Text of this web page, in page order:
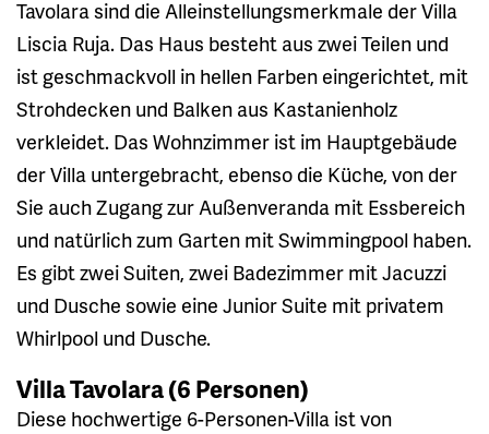
Tavolara sind die Alleinstellungsmerkmale der Villa
Liscia Ruja. Das Haus besteht aus zwei Teilen und
ist geschmackvoll in hellen Farben eingerichtet, mit
Strohdecken und Balken aus Kastanienholz
verkleidet. Das Wohnzimmer ist im Hauptgebäude
der Villa untergebracht, ebenso die Küche, von der
Sie auch Zugang zur Außenveranda mit Essbereich
und natürlich zum Garten mit Swimmingpool haben.
Es gibt zwei Suiten, zwei Badezimmer mit Jacuzzi
und Dusche sowie eine Junior Suite mit privatem
Whirlpool und Dusche.
Villa Tavolara (6 Personen)
Diese hochwertige 6-Personen-Villa ist von